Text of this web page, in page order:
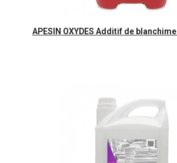
Aperçu rapide